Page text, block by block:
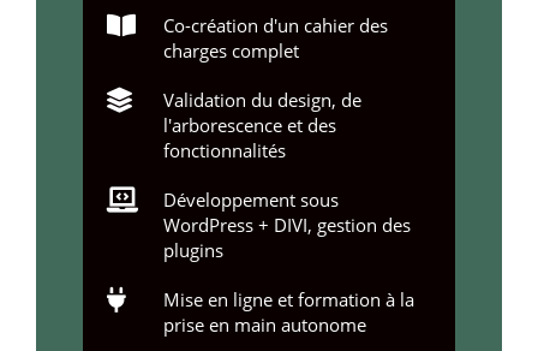
Co-création d'un cahier des
charges complet

Validation du design, de
l'arborescence et des
fonctionnalités

Développement sous
WordPress + DIVI, gestion des
plugins

Mise en ligne et formation à la
prise en main autonome